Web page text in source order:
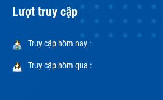
Lượt truy cập
Truy cập hôm nay :
Truy cập hôm qua :